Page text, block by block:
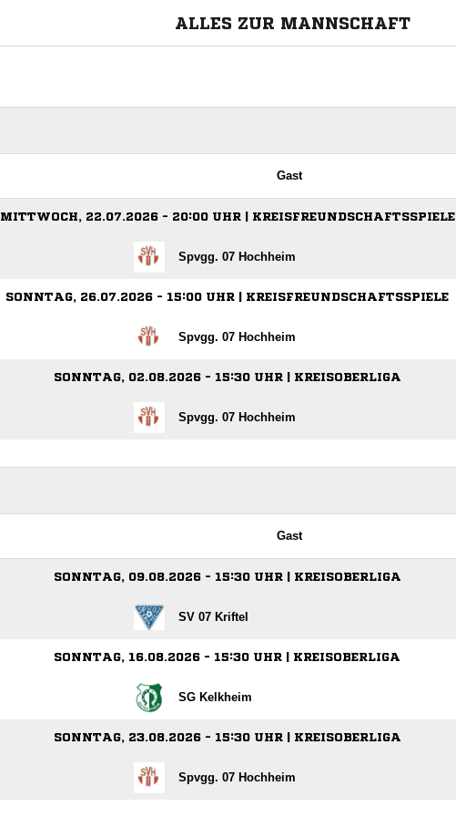
ALLES ZUR MANNSCHAFT
Gast
MITTWOCH, 22.07.2026 - 20:00 UHR | KREISFREUNDSCHAFTSSPIELE
Spvgg. 07 Hochheim
SONNTAG, 26.07.2026 - 15:00 UHR | KREISFREUNDSCHAFTSSPIELE
Spvgg. 07 Hochheim
SONNTAG, 02.08.2026 - 15:30 UHR | KREISOBERLIGA
Spvgg. 07 Hochheim
Gast
SONNTAG, 09.08.2026 - 15:30 UHR | KREISOBERLIGA
SV 07 Kriftel
SONNTAG, 16.08.2026 - 15:30 UHR | KREISOBERLIGA
SG Kelkheim
SONNTAG, 23.08.2026 - 15:30 UHR | KREISOBERLIGA
Spvgg. 07 Hochheim